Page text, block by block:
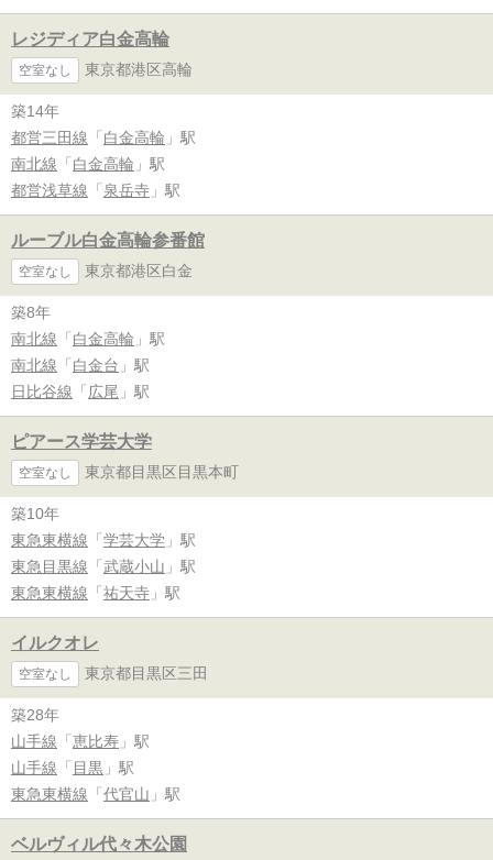
レジディア白金高輪
空室なし 東京都港区高輪
築14年
都営三田線 「 白金高輪 」駅
南北線 「 白金高輪 」駅
都営浅草線 「 泉岳寺 」駅
ルーブル白金高輪参番館
空室なし 東京都港区白金
築8年
南北線 「 白金高輪 」駅
南北線 「 白金台 」駅
日比谷線 「 広尾 」駅
ピアース学芸大学
空室なし 東京都目黒区目黒本町
築10年
東急東横線 「 学芸大学 」駅
東急目黒線 「 武蔵小山 」駅
東急東横線 「 祐天寺 」駅
イルクオレ
空室なし 東京都目黒区三田
築28年
山手線 「 恵比寿 」駅
山手線 「 目黒 」駅
東急東横線 「 代官山 」駅
ベルヴィル代々木公園